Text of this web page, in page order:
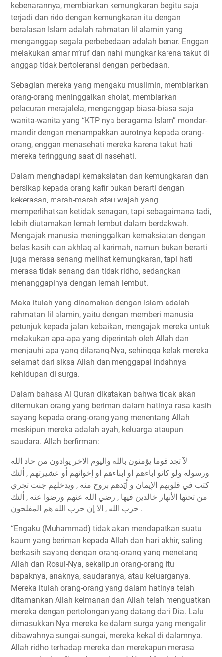
kebenarannya, membiarkan kemungkaran begitu saja
terjadi dan rido dengan kemungkaran itu dengan
beralasan Islam adalah rahmatan lil alamin yang
menganggap segala perbebedaan adalah benar. Enggan
melakukan amar m’ruf dan nahi mungkar karena takut di
anggap tidak bertoleransi dengan perbedaan.
Sebagian mereka yang mengaku muslimin, membiarkan
orang-orang meninggalkan sholat, membiarkan
pelacuran merajalela, menganggap biasa-biasa saja
wanita-wanita yang “KTP nya beragama Islam” mondar-
mandir dengan menampakkan aurotnya kepada orang-
orang, enggan menasehati mereka karena takut hati
mereka teringgung saat di nasehati.
Dalam menghadapi kemaksiatan dan kemungkaran dan
bersikap kepada orang kafir bukan berarti dengan
kekerasan, marah-marah atau wajah yang
memperlihatkan ketidak senagan, tapi sebagaimana tadi,
lebih diutamakan lemah lembut dalam berdakwah.
Mengajak manusia meninggalkan kemaksiatan dengan
belas kasih dan akhlaq al karimah, namun bukan berarti
juga merasa senang melihat kemungkaran, tapi hati
merasa tidak senang dan tidak ridho, sedangkan
menanggapinya dengan lemah lembut.
Maka itulah yang dinamakan dengan Islam adalah
rahmatan lil alamin, yaitu dengan memberi manusia
petunjuk kepada jalan kebaikan, mengajak mereka untuk
melakukan apa-apa yang diperintah oleh Allah dan
menjauhi apa yang dilarang-Nya, sehingga kelak mereka
selamat dari siksa Allah dan menggapai indahnya
kehidupan di surga.
Dalam bahasa Al Quran dikatakan bahwa tidak akan
ditemukan orang yang beriman dalam hatinya rasa kasih
sayang kepada orang-orang yang menentang Allah
meskipun mereka adalah ayah, keluarga ataupun
saudara. Allah berfirman:
ﻵ ﺗﺠﺪ ﻗﻮﻣﺎ ﻳﺆﻣﻨﻮﻥ ﺑﺎﻟﻠﻪ ﻭﺍﻟﻴﻮﻡ ﺍﻻﺧﺮ ﻳﻮﺍﺩﻭﻥ ﻣﻦ ﺣﺎﺩ ﺍﻟﻠﻪ
ﻭﺭﺳﻮﻟﻪ ﻭﻟﻮ ﻛﺎﻧﻮ ﺍﺑﺎﺀﻫﻢ ﺍﻭ ﺍﺑﻨﺎﺀﻫﻢ ﺍﻭ ﺇﺧﻮﺍﻧﻬﻢ ﺃﻭ ﻋﺸﻴﺮﺗﻬﻢ , ﺃﻟﺌﻚ
ﻛﺘﺐ ﻓﻲ ﻗﻠﻮﺑﻬﻢ ﺍﻹﻳﻤﺎﻥ ﻭ ﺃﻳَﺪﻫﻢ ﺑﺮﻭﺡ ﻣﻨﻪ , ﻭﻳﺪﺧﻠﻬﻢ ﺟﻨﺖ ﺗﺠﺮﻱ
ﻣﻦ ﺗﺤﺘﻬﺎ ﺍﻷﻧﻬﺎﺭ ﺧﺎﻟﺪﻳﻦ ﻓﻴﻬﺎ , ﺭﺿﻲ ﺍﻟﻠﻪ ﻋﻨﻬﻢ ﻭﺭﺿﻮﺍ ﻋﻨﻪ , ﺃﻟﺌﻚ
ﺣﺰﺏ ﺍﻟﻠﻪ , ﺍﻵ ﺇﻥ ﺣﺰﺏ ﺍﻟﻠﻪ ﻫﻢ ﺍﻟﻤﻔﻠﺤﻮﻥ .
“Engaku (Muhammad) tidak akan mendapatkan suatu
kaum yang beriman kepada Allah dan hari akhir, saling
berkasih sayang dengan orang-orang yang menetang
Allah dan Rosul-Nya, sekalipun orang-orang itu
bapaknya, anaknya, saudaranya, atau keluarganya.
Mereka itulah orang-orang yang dalam hatinya telah
ditamankan Allah keimanan dan Allah telah menguatkan
mereka dengan pertolongan yang datang dari Dia. Lalu
dimasukkan Nya mereka ke dalam surga yang mengalir
dibawahnya sungai-sungai, mereka kekal di dalamnya.
Allah ridho terhadap mereka dan merekapun merasa